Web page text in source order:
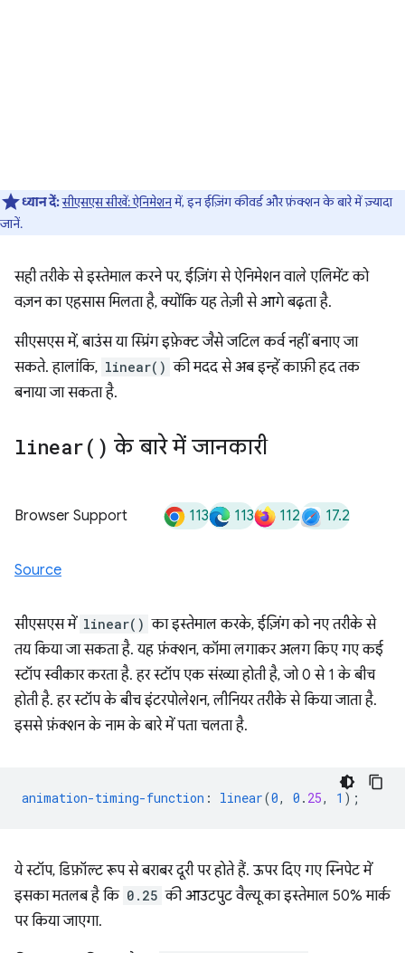
ध्यान दें:सीएसएस सीखें: ऐनिमेशनमें, इन ईज़िंग कीवर्ड और फ़ंक्शन के बारे में ज़्यादा
जानें.
सही तरीके से इस्तेमाल करने पर, ईज़िंग से ऐनिमेशन वाले एलिमेंट को
वज़न का एहसास मिलता है, क्योंकि यह तेज़ी से आगे बढ़ता है.
सीएसएस में, बाउंस या स्प्रिंग इफ़ेक्ट जैसे जटिल कर्व नहीं बनाए जा
सकते. हालांकि, linear() की मदद से अब इन्हें काफ़ी हद तक
बनाया जा सकता है.
linear( ) के बारे में जानकारी
Browser Support 113 113 112 17.2
Source
सीएसएस में linear() का इस्तेमाल करके, ईज़िंग को नए तरीके से
तय किया जा सकता है. यह फ़ंक्शन, कॉमा लगाकर अलग किए गए कई
स्टॉप स्वीकार करता है. हर स्टॉप एक संख्या होती है, जो 0 से 1 के बीच
होती है. हर स्टॉप के बीच इंटरपोलेशन, लीनियर तरीके से किया जाता है.
इससे फ़ंक्शन के नाम के बारे में पता चलता है.
animation-timing-function : linear(0, 0 . 25, 1 );
ये स्टॉप, डिफ़ॉल्ट रूप से बराबर दूरी पर होते हैं. ऊपर दिए गए स्निपेट में
इसका मतलब है कि 0.25 की आउटपुट वैल्यू का इस्तेमाल 50% मार्क
पर किया जाएगा.